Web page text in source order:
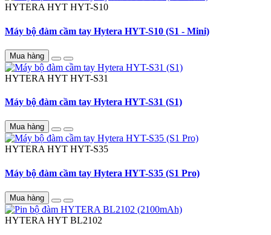
HYTERA HYT HYT-S10
Máy bộ đàm cầm tay Hytera HYT-S10 (S1 - Mini)
Mua hàng
HYTERA HYT HYT-S31
Máy bộ đàm cầm tay Hytera HYT-S31 (S1)
Mua hàng
HYTERA HYT HYT-S35
Máy bộ đàm cầm tay Hytera HYT-S35 (S1 Pro)
Mua hàng
HYTERA HYT BL2102